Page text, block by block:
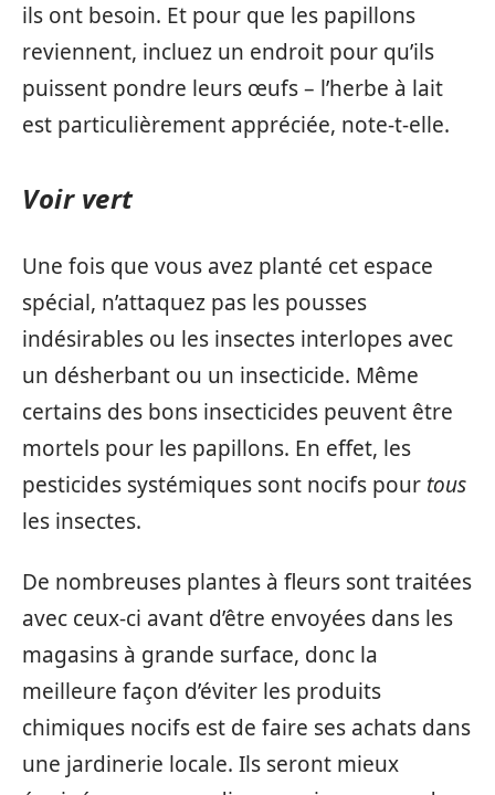
ils ont besoin. Et pour que les papillons
reviennent, incluez un endroit pour qu’ils
puissent pondre leurs œufs – l’herbe à lait
est particulièrement appréciée, note-t-elle.
Voir vert
Une fois que vous avez planté cet espace
spécial, n’attaquez pas les pousses
indésirables ou les insectes interlopes avec
un désherbant ou un insecticide. Même
certains des bons insecticides peuvent être
mortels pour les papillons. En effet, les
pesticides systémiques sont nocifs pour tous
les insectes.
De nombreuses plantes à fleurs sont traitées
avec ceux-ci avant d’être envoyées dans les
magasins à grande surface, donc la
meilleure façon d’éviter les produits
chimiques nocifs est de faire ses achats dans
une jardinerie locale. Ils seront mieux